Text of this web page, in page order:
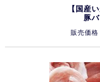
【国産
豚
販売価格